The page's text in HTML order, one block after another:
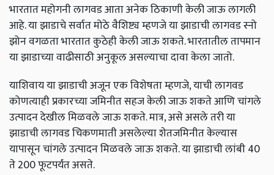
भारतात महोगनी लागवड आता अनेक ठिकाणी केली जाऊ लागली
आहे. या झाडाचे सर्वात मोठे वैशिष्ट्य म्हणजे या झाडाची लागवड स्नो
झोन वगळता भारतात कुठेही केली जाऊ शकते. भारतातील तापमान
या झाडाच्या वाढीसाठी अनुकूल असल्याचा दावा केला जातो.
याशिवाय या झाडाची अजून एक विशेषता म्हणजे, याची लागवड
कोणत्याही प्रकारच्या जमिनीत सहज केली जाऊ शकते आणि चांगले
उत्पादन देखील मिळवले जाऊ शकते. मात्र, असे असले तरी या
झाडाची लागवड चिकणमाती असलेल्या शेतजमिनीत केल्यास
यापासून चांगले उत्पादन मिळवले जाऊ शकते. या झाडाची लांबी 40
ते 200 फूटपर्यंत असते.